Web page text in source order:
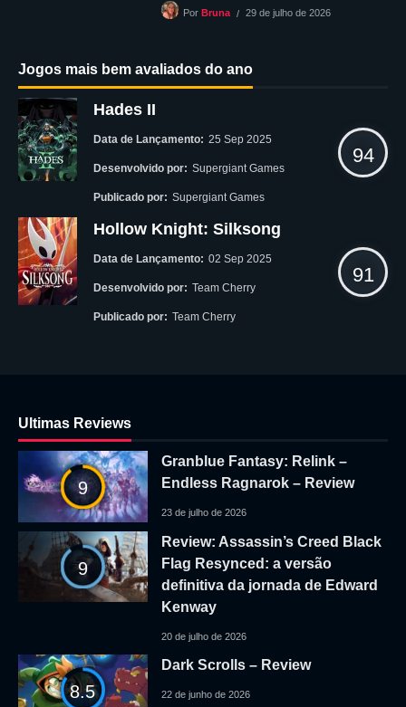
Por Bruna 29 de julho de 2026
Jogos mais bem avaliados do ano
Hades II
Data de Lançamento: 25 Sep 2025
Desenvolvido por: Supergiant Games
Publicado por: Supergiant Games
94
Hollow Knight: Silksong
Data de Lançamento: 02 Sep 2025
Desenvolvido por: Team Cherry
Publicado por: Team Cherry
91
Ultimas Reviews
9
Granblue Fantasy: Relink –
Endless Ragnarok – Review
23 de julho de 2026
9
Review: Assassin’s Creed Black
Flag Resynced: a versão
definitiva da jornada de Edward
Kenway
20 de julho de 2026
8.5
Dark Scrolls – Review
22 de junho de 2026